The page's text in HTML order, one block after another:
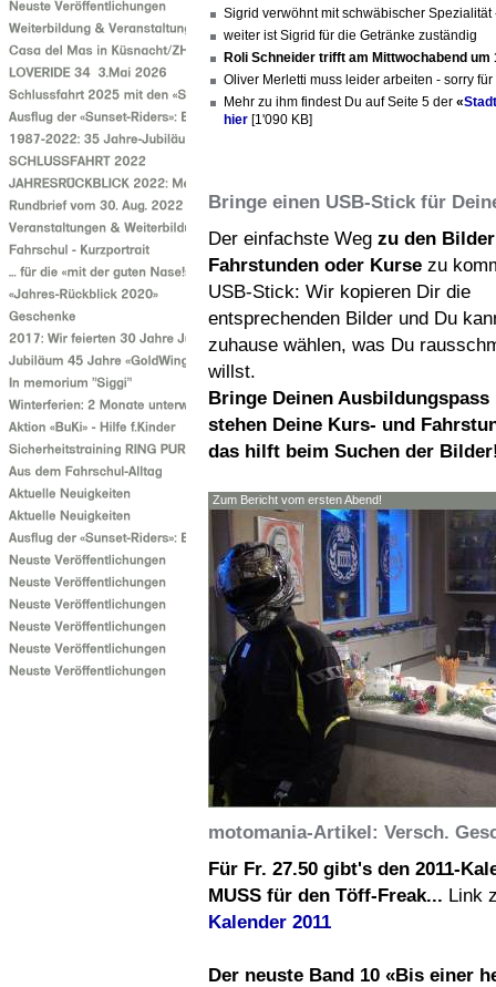
Sigrid verwöhnt mit schwäbischer
weiter ist Sigrid für die Getränke zuständig
Roli Schneider trifft am Mittwochabend um
Oliver Merletti muss leider arbeiten - sorry
Mehr zu ihm findest Du auf Seite 5 der «
hier [1'090 KB]
Bringe einen USB-Stick für
Der einfachste Weg zu den
Fahrstunden oder Kurse zu
USB-Stick: Wir kopieren Dir die
entsprechenden Bilder und Du
zuhause wählen, was Du
willst.
Bringe Deinen
stehen Deine Kurs- und
das hilft beim Suchen der
Zum Bericht vom ersten Abend!
motomania-Artikel: Versch.
Für Fr. 27.50 gibt's den 2011-
MUSS für den Töff-Freak... Link
Kalender 2011
Der neuste Band 10 «Bis einer